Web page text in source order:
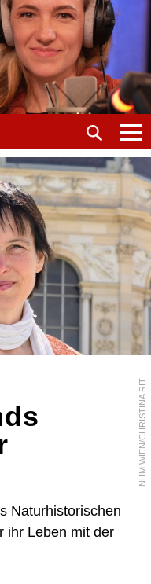
N
H
M
W
I
E
N
/
C
H
R
I
S
T
I
N
A
R
I
T
T
M
A
N
N
S
P
E
R
G
E
R
Naturhistorischen
ihr Leben mit der